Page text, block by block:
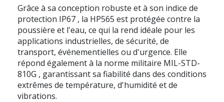
Grâce à sa conception robuste et à son indice de
protection IP67 , la HP565 est protégée contre la
poussière et l'eau, ce qui la rend idéale pour les
applications industrielles, de sécurité, de
transport, événementielles ou d'urgence. Elle
répond également à la norme militaire MIL-STD-
810G , garantissant sa fiabilité dans des conditions
extrêmes de température, d'humidité et de
vibrations.